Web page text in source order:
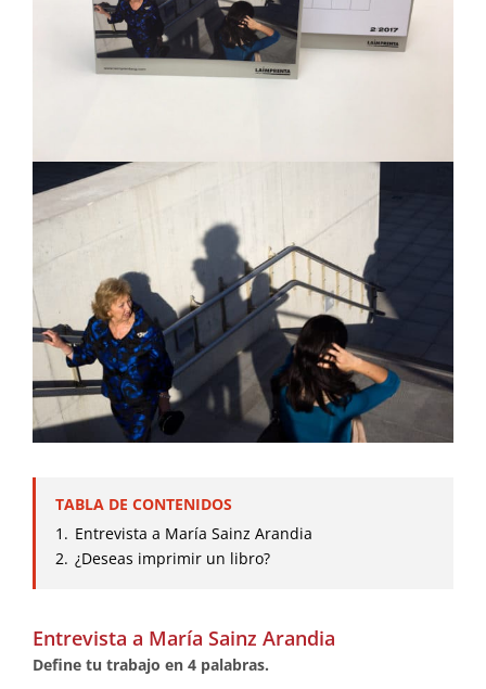
TABLA DE CONTENIDOS
1. Entrevista a María Sainz Arandia
2. ¿Deseas imprimir un libro?
Entrevista a María Sainz Arandia
Define tu trabajo en 4 palabras.